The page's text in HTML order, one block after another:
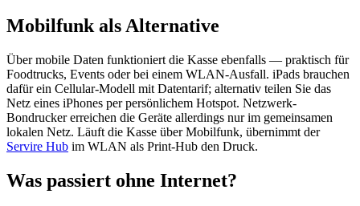
Mobilfunk als Alternative
Über mobile Daten funktioniert die Kasse ebenfalls — praktisch für
Foodtrucks, Events oder bei einem WLAN-Ausfall. iPads brauchen
dafür ein Cellular-Modell mit Datentarif; alternativ teilen Sie das
Netz eines iPhones per persönlichem Hotspot. Netzwerk-
Bondrucker erreichen die Geräte allerdings nur im gemeinsamen
lokalen Netz. Läuft die Kasse über Mobilfunk, übernimmt der
Servire Hub im WLAN als Print-Hub den Druck.
Was passiert ohne Internet?